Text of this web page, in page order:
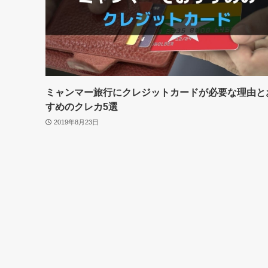
ミャンマー旅行にクレジットカードが必要な理由と
すめのクレカ5選
2019年8月23日